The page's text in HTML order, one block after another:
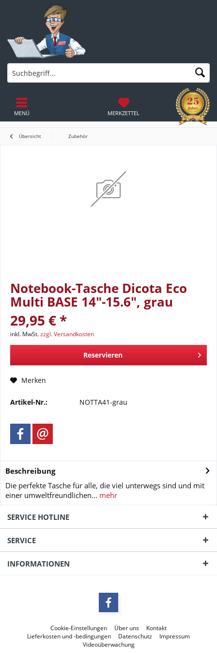
MERKZETTEL
MENÜ
Übersicht Zubehör
Notebook-Tasche Dicota Eco
Multi BASE 14"-15.6", grau
29,95 € *
inkl. MwSt.zzgl. Versandkosten
Reservieren
Merken
Artikel-Nr.: NOTTA41-grau
Beschreibung
Die perfekte Tasche für alle, die viel unterwegs sind und mit
einer umweltfreundlichen... mehr
SERVICE HOTLINE
SERVICE
INFORMATIONEN
Cookie-Einstellungen Über uns
Kontakt
Lieferkosten und -bedingungen
Datenschutz
Impressum
Videoüberwachung